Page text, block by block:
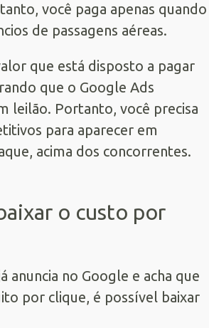
você paga apenas quando
de passagens aéreas.
que está disposto a pagar
que o Google Ads
leilão. Portanto, você precisa
para aparecer em
acima dos concorrentes.
o custo por
anuncia no Google e acha que
por clique, é possível baixar